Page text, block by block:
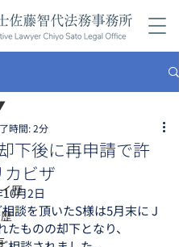
歴
下後に再申請で許
ビザ
時間: 2分
月2日
談を頂いたS様は5月末に J
たものの却下となり、